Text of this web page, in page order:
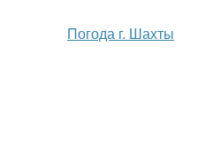
Погода г. Шахты